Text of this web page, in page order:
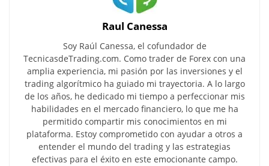
Raul Canessa
Soy Raúl Canessa, el cofundador de
TecnicasdeTrading.com. Como trader de Forex con una
amplia experiencia, mi pasión por las inversiones y el
trading algorítmico ha guiado mi trayectoria. A lo largo
de los años, he dedicado mi tiempo a perfeccionar mis
habilidades en el mercado financiero, lo que me ha
permitido compartir mis conocimientos en mi
plataforma. Estoy comprometido con ayudar a otros a
entender el mundo del trading y las estrategias
efectivas para el éxito en este emocionante campo.